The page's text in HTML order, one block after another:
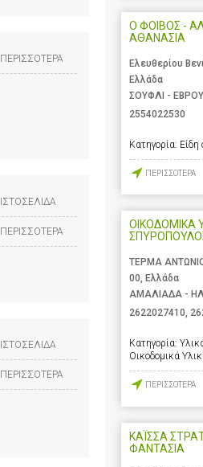
ΠΕΡΙΣΣΟΤΕΡΑ
ΙΣΤΟΣΕΛΙΔΑ
ΠΕΡΙΣΣΟΤΕΡΑ
ΙΣΤΟΣΕΛΙΔΑ
ΠΕΡΙΣΣΟΤΕΡΑ
Ο ΦΟΙΒΟΣ -
ΑΘΑΝΑΣΙΑ
Ελευθερίου
Ελλάδα
ΣΟΥΦΛΙ -
2554022530
Κατηγορία: Είδη
ΠΕΡΙΣΣΟΤΕΡΑ
ΟΙΚΟΔΟΜΙΚΑ
ΤΕΡΜΑ
00, Ελλάδα
ΑΜΑΛΙΑΔΑ -
2622027410,
Κατηγορία:
Οικοδομικά
ΠΕΡΙΣΣΟΤΕΡΑ
ΚΑΪΣΣΑ
ΦΑΝΤΑΣΙΑ